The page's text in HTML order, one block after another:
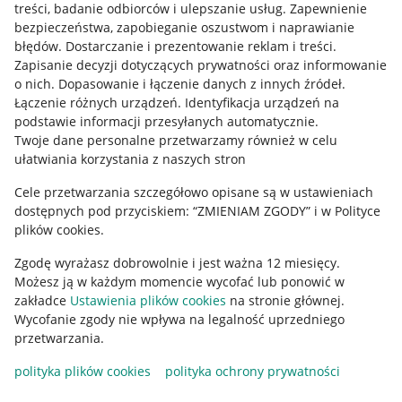
treści, badanie odbiorców i ulepszanie usług. Zapewnienie
bezpieczeństwa, zapobieganie oszustwom i naprawianie
błędów. Dostarczanie i prezentowanie reklam i treści.
Zapisanie decyzji dotyczących prywatności oraz informowanie
o nich. Dopasowanie i łączenie danych z innych źródeł.
Łączenie różnych urządzeń. Identyfikacja urządzeń na
podstawie informacji przesyłanych automatycznie.
Twoje dane personalne przetwarzamy również w celu
ułatwiania korzystania z naszych stron
Cele przetwarzania szczegółowo opisane są w ustawieniach
dostępnych pod przyciskiem: “ZMIENIAM ZGODY” i w Polityce
plików cookies.
Zgodę wyrażasz dobrowolnie i jest ważna 12 miesięcy.
Możesz ją w każdym momencie wycofać lub ponowić w
zakładce Ustawienia plików cookies na stronie głównej.
Wycofanie zgody nie wpływa na legalność uprzedniego
przetwarzania.
polityka plików cookies
polityka ochrony prywatności
Mapa miejscowości
Informacje prawne
Regulamin
Polityka plików "cookies"
Ustawienia plików "cookies"
Udostępnianie lokalizacji
Informacje dla Aktu o Usługach Cyfrowych
Pobierz aplikację